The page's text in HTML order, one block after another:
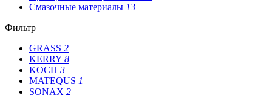
Смазочные материалы 13
Фильтр
GRASS 2
KERRY 8
KOCH 3
MATEQUS 1
SONAX 2